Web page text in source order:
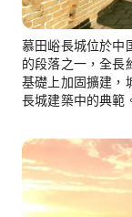
慕田峪長城位於中
的段落之一，全長
基礎上加固擴建，
長城建築中的典範